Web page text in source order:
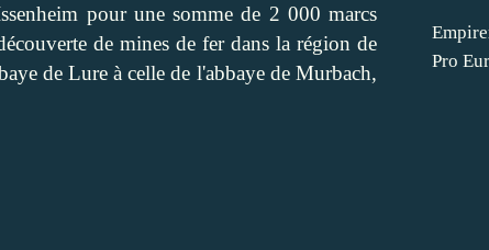
pour une somme de 2 000 marcs
de mines de fer dans la région de
de Lure à celle de l'abbaye de Murbach,
Pro